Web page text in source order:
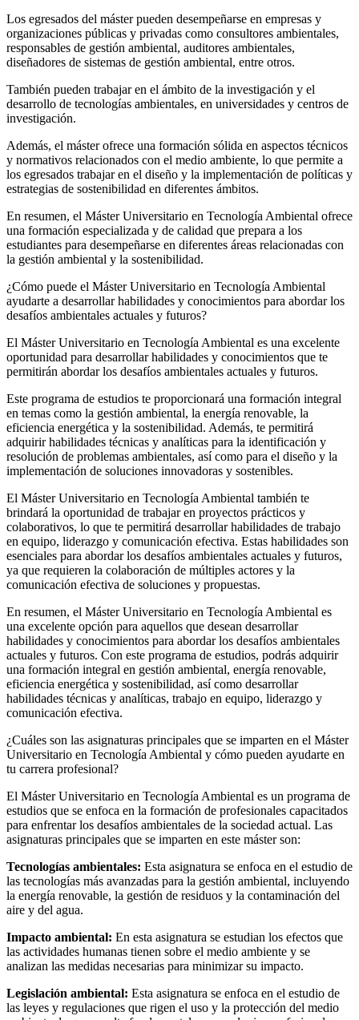
Los egresados del máster pueden desempeñarse en empresas y
organizaciones públicas y privadas como consultores ambientales,
responsables de gestión ambiental, auditores ambientales,
diseñadores de sistemas de gestión ambiental, entre otros.
También pueden trabajar en el ámbito de la investigación y el
desarrollo de tecnologías ambientales, en universidades y centros de
investigación.
Además, el máster ofrece una formación sólida en aspectos técnicos
y normativos relacionados con el medio ambiente, lo que permite a
los egresados trabajar en el diseño y la implementación de políticas y
estrategias de sostenibilidad en diferentes ámbitos.
En resumen, el Máster Universitario en Tecnología Ambiental ofrece
una formación especializada y de calidad que prepara a los
estudiantes para desempeñarse en diferentes áreas relacionadas con
la gestión ambiental y la sostenibilidad.
¿Cómo puede el Máster Universitario en Tecnología Ambiental
ayudarte a desarrollar habilidades y conocimientos para abordar los
desafíos ambientales actuales y futuros?
El Máster Universitario en Tecnología Ambiental es una excelente
oportunidad para desarrollar habilidades y conocimientos que te
permitirán abordar los desafíos ambientales actuales y futuros.
Este programa de estudios te proporcionará una formación integral
en temas como la gestión ambiental, la energía renovable, la
eficiencia energética y la sostenibilidad. Además, te permitirá
adquirir habilidades técnicas y analíticas para la identificación y
resolución de problemas ambientales, así como para el diseño y la
implementación de soluciones innovadoras y sostenibles.
El Máster Universitario en Tecnología Ambiental también te
brindará la oportunidad de trabajar en proyectos prácticos y
colaborativos, lo que te permitirá desarrollar habilidades de trabajo
en equipo, liderazgo y comunicación efectiva. Estas habilidades son
esenciales para abordar los desafíos ambientales actuales y futuros,
ya que requieren la colaboración de múltiples actores y la
comunicación efectiva de soluciones y propuestas.
En resumen, el Máster Universitario en Tecnología Ambiental es
una excelente opción para aquellos que desean desarrollar
habilidades y conocimientos para abordar los desafíos ambientales
actuales y futuros. Con este programa de estudios, podrás adquirir
una formación integral en gestión ambiental, energía renovable,
eficiencia energética y sostenibilidad, así como desarrollar
habilidades técnicas y analíticas, trabajo en equipo, liderazgo y
comunicación efectiva.
¿Cuáles son las asignaturas principales que se imparten en el Máster
Universitario en Tecnología Ambiental y cómo pueden ayudarte en
tu carrera profesional?
El Máster Universitario en Tecnología Ambiental es un programa de
estudios que se enfoca en la formación de profesionales capacitados
para enfrentar los desafíos ambientales de la sociedad actual. Las
asignaturas principales que se imparten en este máster son:
Tecnologías ambientales: Esta asignatura se enfoca en el estudio de
las tecnologías más avanzadas para la gestión ambiental, incluyendo
la energía renovable, la gestión de residuos y la contaminación del
aire y del agua.
Impacto ambiental: En esta asignatura se estudian los efectos que
las actividades humanas tienen sobre el medio ambiente y se
analizan las medidas necesarias para minimizar su impacto.
Legislación ambiental: Esta asignatura se enfoca en el estudio de
las leyes y regulaciones que rigen el uso y la protección del medio